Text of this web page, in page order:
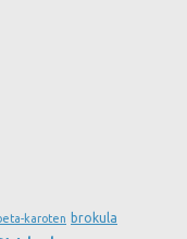
karoten brokula